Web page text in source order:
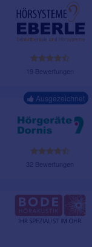
19 Bewertungen
Ausgezeichnet
32 Bewertungen